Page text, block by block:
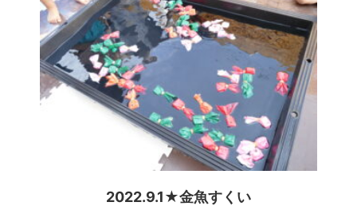
2022.9.1★金魚すくい